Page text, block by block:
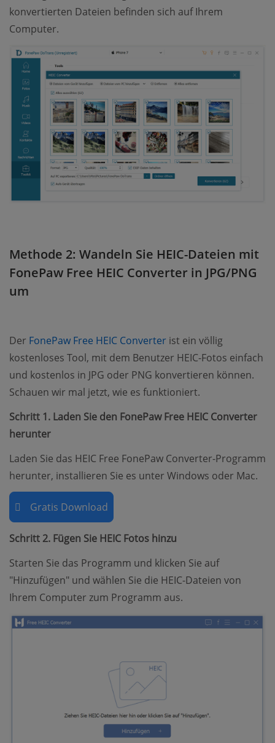
konvertierten Dateien befinden sich auf Ihrem
Computer.
Methode 2: Wandeln Sie HEIC-Dateien mit
FonePaw Free HEIC Converter in JPG/PNG
um
Der FonePaw Free HEIC Converter (opens new window)
ist ein völlig
kostenloses Tool, mit dem Benutzer HEIC-Fotos einfach
und kostenlos in JPG oder PNG konvertieren können.
Schauen wir mal jetzt, wie es funktioniert.
Schritt 1. Laden Sie den FonePaw Free HEIC Converter
herunter
Laden Sie das HEIC Free FonePaw Converter-Programm
herunter, installieren Sie es unter Windows oder Mac.
Gratis Download
Schritt 2. Fügen Sie HEIC Fotos hinzu
Starten Sie das Programm und klicken Sie auf
"Hinzufügen" und wählen Sie die HEIC-Dateien von
Ihrem Computer zum Programm aus.